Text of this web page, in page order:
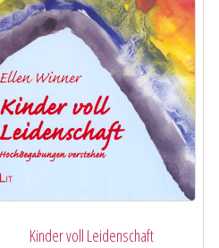
Kinder voll Leidenschaft